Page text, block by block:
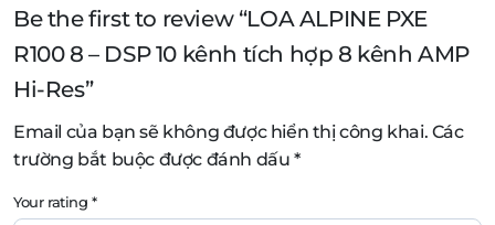
Be the first to review “LOA ALPINE PXE
R100 8 – DSP 10 kênh tích hợp 8 kênh AMP
Hi-Res”
Email của bạn sẽ không được hiển thị công khai. Các
trường bắt buộc được đánh dấu*
Your rating*